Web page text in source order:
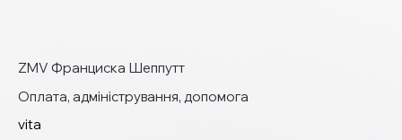
ZMV Франциска Шеппутт
Оплата, адміністрування, допомога
vita